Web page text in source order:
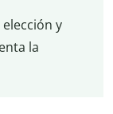
y
la